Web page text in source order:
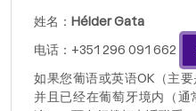
姓名： Hélder Gata
电话：+351 296 091 662
如果您葡语或英语OK（主
并且已经在葡萄牙境内（